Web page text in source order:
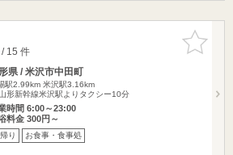
お気に入
りに追加
15 件
県 / 米沢市中田町
駅2.99km 米沢駅3.16km
形新幹線米沢駅よりタクシー10分
時間 6:00～23:00
料金 300円～
り お食事・食事処